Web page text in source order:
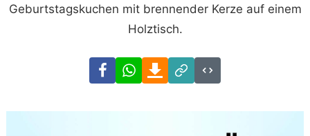
Geburtstagskuchen mit brennender Kerze auf einem
Holztisch.
FacebookWhatsAppDownload
Link
Code